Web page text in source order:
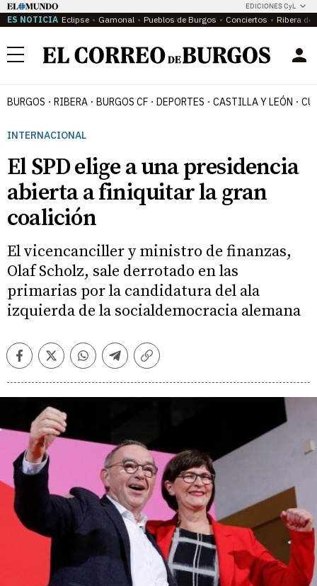
EDICIONES CyL
ES NOTICIA Eclipse Gamonal Pueblos de Burgos Conciertos Ribera del
Menú
BURGOS RIBERA BURGOS CF DEPORTES CASTILLA Y LEÓN
INTERNACIONAL
El SPD elige a una presidencia
abierta a finiquitar la gran
coalición
El vicencanciller y ministro de finanzas,
Olaf Scholz, sale derrotado en las
primarias por la candidatura del ala
izquierda de la socialdemocracia alemana
FacebookTwitterWhatsappTelegramCopiar